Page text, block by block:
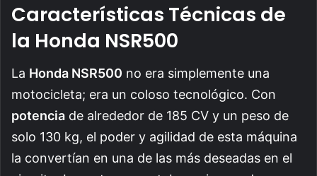
Características Técnicas de
la Honda NSR500
La Honda NSR500 no era simplemente una
motocicleta; era un coloso tecnológico. Con
potencia de alrededor de 185 CV y un peso de
solo 130 kg, el poder y agilidad de esta máquina
la convertían en una de las más deseadas en el